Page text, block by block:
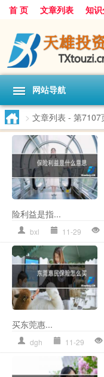
首 页 文章列表 知
网站导航
> 文章列表 - 第7107
险利益是指...
bxl 11-29
买东莞惠...
dgh 11-29